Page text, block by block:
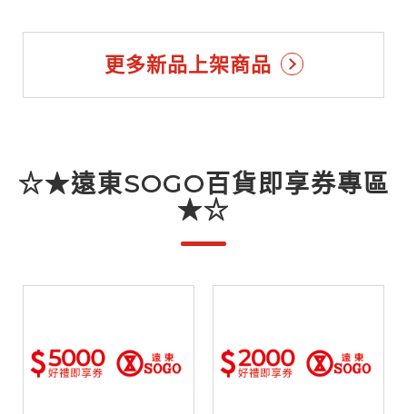
更多新品上架商品
☆★遠東SOGO百貨即享券專區
★☆